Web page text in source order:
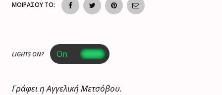
ΜΟΙΡΑΣΟΥ ΤΟ:
LIGHTS ON?
Γράφει η Αγγελική Μετσόβου.